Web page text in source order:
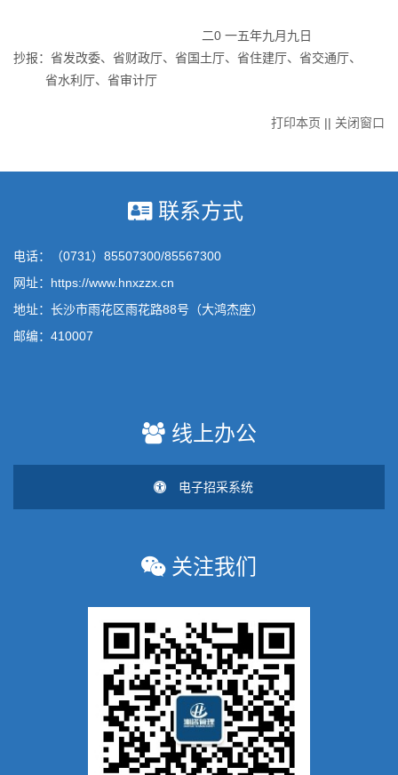
二0 一五年九月九日
抄报：省发改委、省财政厅、省国土厅、省住建厅、省交通厅、
省水利厅、省审计厅
打印本页 || 关闭窗口
联系方式
电话：（0731）85507300/85567300
网址：https://www.hnxzzx.cn
地址：长沙市雨花区雨花路88号（大鸿杰座）
邮编：410007
线上办公
电子招采系统
关注我们